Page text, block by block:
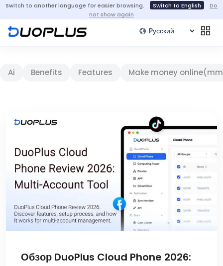
Switch to another language for easier browsing. Switch to English
Do
not show again
Ai Benefits Features Make money
Обзор DuoPlus Cloud Phone 2026: